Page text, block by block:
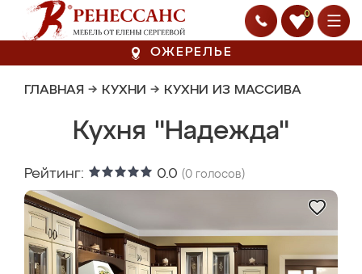
0
ОЖЕРЕЛЬЕ
ГЛАВНАЯ → КУХНИ → КУХНИ ИЗ МАССИВА
Кухня "Надежда"
Рейтинг: 0.0 (0 голосов)